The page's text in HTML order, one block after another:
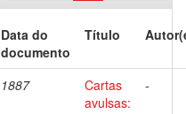
Data do
documento
Título
1887
Cartas
avulsas:
-